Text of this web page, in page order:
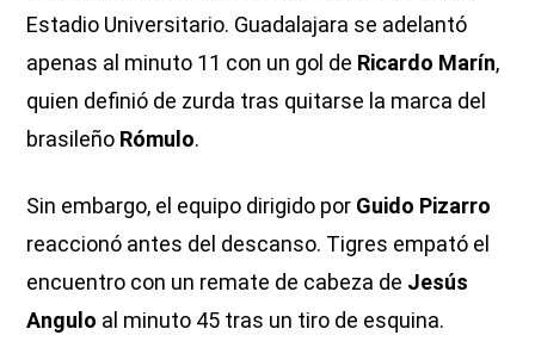
Estadio Universitario. Guadalajara se adelantó
apenas al minuto 11 con un gol de Ricardo Marín,
quien definió de zurda tras quitarse la marca del
brasileño Rómulo.
Sin embargo, el equipo dirigido por Guido Pizarro
reaccionó antes del descanso. Tigres empató el
encuentro con un remate de cabeza de Jesús
Angulo al minuto 45 tras un tiro de esquina.